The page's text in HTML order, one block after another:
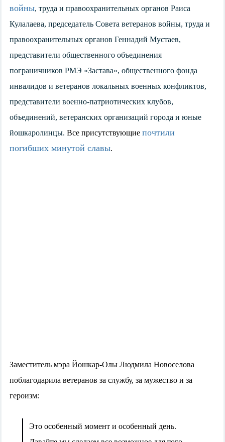
войны, труда и правоохранительных органов Раиса
Кулалаева, председатель Совета ветеранов войны, труда и
правоохранительных органов Геннадий Мустаев,
представители общественного объединения
пограничников РМЭ «Застава», общественного фонда
инвалидов и ветеранов локальных военных конфликтов,
представители военно-патриотических клубов,
объединений, ветеранских организаций города и юные
йошкаролинцы. Все присутствующие почтили
погибших минутой славы.
Заместитель мэра Йошкар-Олы Людмила Новоселова
поблагодарила ветеранов за службу, за мужество и за
героизм:
Это особенный момент и особенный день.